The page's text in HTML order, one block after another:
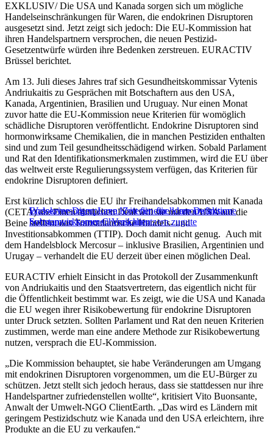
EXKLUSIV/ Die USA und Kanada sorgen sich um mögliche
Handelseinschränkungen für Waren, die endokrinen Disruptoren
ausgesetzt sind. Jetzt zeigt sich jedoch: Die EU-Kommission hat
ihren Handelspartnern versprochen, die neuen Pestizid-
Gesetzentwürfe würden ihre Bedenken zerstreuen. EURACTIV
Brüssel berichtet.
Am 13. Juli dieses Jahres traf sich Gesundheitskommissar Vytenis
Andriukaitis zu Gesprächen mit Botschaftern aus den USA,
Kanada, Argentinien, Brasilien und Uruguay. Nur einen Monat
zuvor hatte die EU-Kommission neue Kriterien für womöglich
schädliche Disruptoren veröffentlicht. Endokrine Disruptoren sind
hormonwirksame Chemikalien, die in manchen Pestiziden enthalten
sind und zum Teil gesundheitsschädigend wirken. Sobald Parlament
und Rat den Identifikationsmerkmalen zustimmen, wird die EU über
das weltweit erste Regulierungssystem verfügen, das Kriterien für
endokrine Disruptoren definiert.
Endokrine Disruptoren: Zeit für eine klare Definition
hormonwirksamer Chemikalien
Wasserversorger: Laxe Kriterien für hormonwirksame
Substanzen kommen Verschmutzern zugute
Erst kürzlich schloss die EU ihr Freihandelsabkommen mit Kanada
(CETA) ab. Einen ähnlichen Deal will sie mit den USA auf die
Beine stellen: das Transatlantische Handels- und
Investitionsabkommen (TTIP). Doch damit nicht genug. Auch mit
dem Handelsblock Mercosur – inklusive Brasilien, Argentinien und
Urugay – verhandelt die EU derzeit über einen möglichen Deal.
EURACTIV erhielt Einsicht in das Protokoll der Zusammenkunft
von Andriukaitis und den Staatsvertretern, das eigentlich nicht für
die Öffentlichkeit bestimmt war. Es zeigt, wie die USA und Kanada
die EU wegen ihrer Risikobewertung für endokrine Disruptoren
unter Druck setzten. Sollten Parlament und Rat den neuen Kriterien
zustimmen, werde man eine andere Methode zur Risikobewertung
nutzen, versprach die EU-Kommission.
„Die Kommission behauptet, sie habe Veränderungen am Umgang
mit endokrinen Disruptoren vorgenommen, um die EU-Bürger zu
schützen. Jetzt stellt sich jedoch heraus, dass sie stattdessen nur ihre
Handelspartner zufriedenstellen wollte“, kritisiert Vito Buonsante,
Anwalt der Umwelt-NGO ClientEarth. „Das wird es Ländern mit
geringem Pestizidschutz wie Kanada und den USA erleichtern, ihre
Produkte an die EU zu verkaufen.“